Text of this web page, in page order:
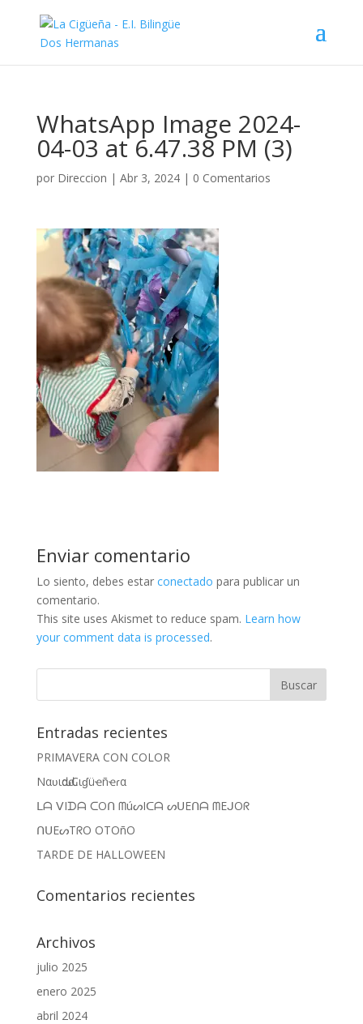
WhatsApp Image 2024-
04-03 at 6.47.38 PM (3)
por Direccion | Abr 3, 2024| 0 Comentarios
Enviar comentario
Lo siento, debes estar conectado para publicar un
comentario.
This site uses Akismet to reduce spam. Learn how
your comment data is processed.
Entradas recientes
PRIMAVERA CON COLOR
Nαʋιԃαԃ Cιɠüҽñҽɾα
ᒪᗩ ᐯIᗪᗩ ᑕOᑎ ᗰúᔕIᑕᗩ ᔕᑌEᑎᗩ ᗰEᒍOᖇ
ᑎᑌEᔕTᖇO OTOñO
TARDE DE HALLOWEEN
Comentarios recientes
Archivos
julio 2025
enero 2025
abril 2024